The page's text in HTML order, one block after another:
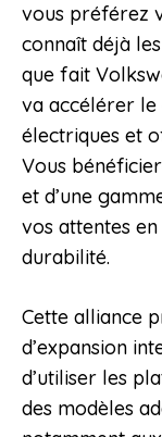
vous préférez
connaît déjà
que fait
va accélérer le
électriques et
Vous
et d’une
vos attentes
durabilité.
Cette alliance
d’expansion
d’utiliser les
des modèles